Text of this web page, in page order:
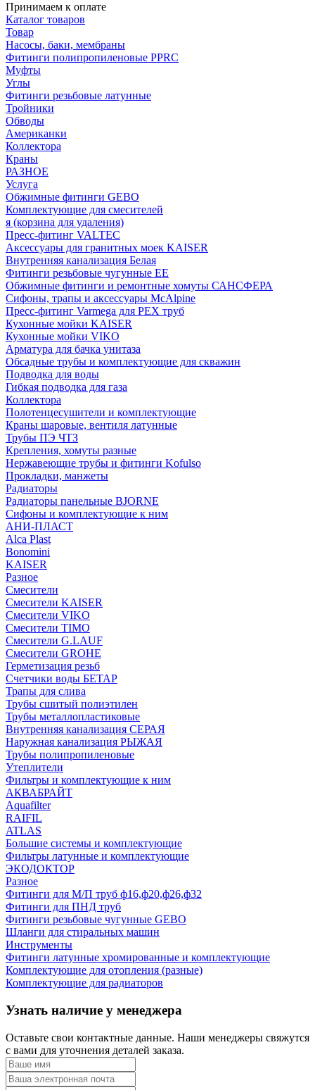
Принимаем к оплате
Каталог товаров
Товар
Насосы, баки, мембраны
Фитинги полипропиленовые PPRC
Муфты
Углы
Фитинги резьбовые латунные
Тройники
Обводы
Американки
Коллектора
Краны
РАЗНОЕ
Услуга
Обжимные фитинги GEBO
Комплектующие для смесителей
я (корзина для удаления)
Пресс-фитинг VALTEC
Аксессуары для гранитных моек KAISER
Внутренняя канализация Белая
Фитинги резьбовые чугунные EE
Обжимные фитинги и ремонтные хомуты САНСФЕРА
Сифоны, трапы и аксессуары McAlpine
Пресс-фитинг Varmega для PEX труб
Кухонные мойки KAISER
Кухонные мойки VIKO
Арматура для бачка унитаза
Обсадные трубы и комплектующие для скважин
Подводка для воды
Гибкая подводка для газа
Коллектора
Полотенцесушители и комплектующие
Краны шаровые, вентиля латунные
Трубы ПЭ ЧТЗ
Крепления, хомуты разные
Нержавеющие трубы и фитинги Kofulso
Прокладки, манжеты
Радиаторы
Радиаторы панельные BJORNE
Сифоны и комплектующие к ним
АНИ-ПЛАСТ
Alca Plast
Bonomini
KAISER
Разное
Смесители
Смесители KAISER
Смесители VIKO
Смесители TIMO
Смесители G.LAUF
Смесители GROHE
Герметизация резьб
Счетчики воды БЕТАР
Трапы для слива
Трубы сшитый полиэтилен
Трубы металлопластиковые
Внутренняя канализация СЕРАЯ
Наружная канализация РЫЖАЯ
Трубы полипропиленовые
Утеплители
Фильтры и комплектующие к ним
АКВАБРАЙТ
Aquafilter
RAIFIL
ATLAS
Большие системы и комплектующие
Фильтры латунные и комплектующие
ЭКОДОКТОР
Разное
Фитинги для М/П труб ф16,ф20,ф26,ф32
Фитинги для ПНД труб
Фитинги резьбовые чугунные GEBO
Шланги для стиральных машин
Инструменты
Фитинги латунные хромированные и комплектующие
Комплектующие для отопления (разные)
Комплектующие для радиаторов
Узнать наличие у менеджера
Оставьте свои контактные данные. Наши менеджеры свяжутся
с вами для уточнения деталей заказа.